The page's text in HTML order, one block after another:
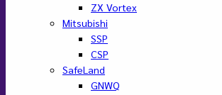
ZX Vortex
Mitsubishi
SSP
CSP
SafeLand
GNWQ